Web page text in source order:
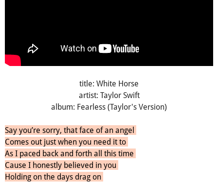
title: White Horse
artist: Taylor Swift
album: Fearless (Taylor's Version)
Say you’re sorry, that face of an angel
Comes out just when you need it to
As I paced back and forth all this time
Cause I honestly believed in you
Holding on the days drag on